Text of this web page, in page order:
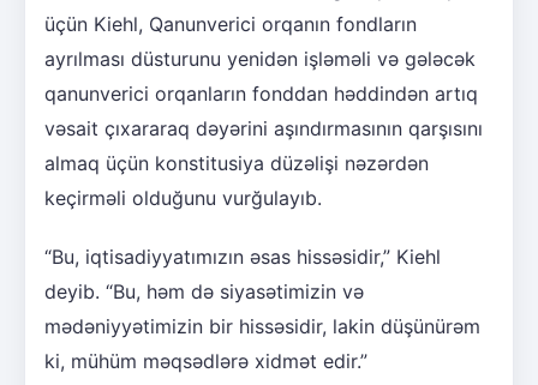
üçün Kiehl, Qanunverici orqanın fondların
ayrılması düsturunu yenidən işləməli və gələcək
qanunverici orqanların fonddan həddindən artıq
vəsait çıxararaq dəyərini aşındırmasının qarşısını
almaq üçün konstitusiya düzəlişi nəzərdən
keçirməli olduğunu vurğulayıb.
“Bu, iqtisadiyyatımızın əsas hissəsidir,” Kiehl
deyib. “Bu, həm də siyasətimizin və
mədəniyyətimizin bir hissəsidir, lakin düşünürəm
ki, mühüm məqsədlərə xidmət edir.”